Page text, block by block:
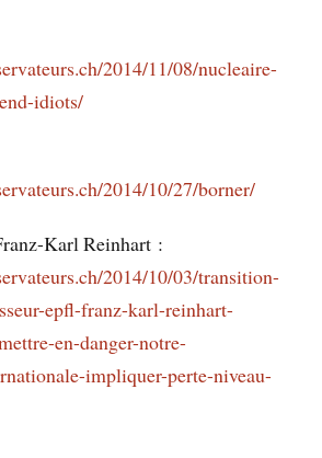
2014/11/08/nucleaire-
idiots/
2014/10/27/borner/
Karl Reinhart :
2014/10/03/transition-
epfl-franz-karl-reinhart-
en-danger-notre-
impliquer-perte-niveau-